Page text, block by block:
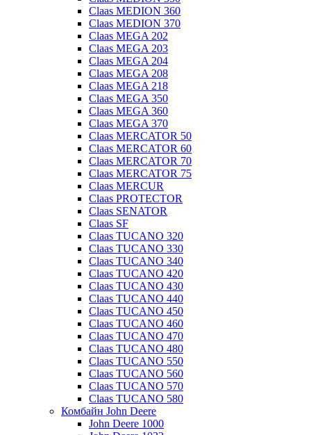
Claas MEDION 360
Claas MEDION 370
Claas MEGA 202
Claas MEGA 203
Claas MEGA 204
Claas MEGA 208
Claas MEGA 218
Claas MEGA 350
Claas MEGA 360
Claas MEGA 370
Claas MERCATOR 50
Claas MERCATOR 60
Claas MERCATOR 70
Claas MERCATOR 75
Claas MERCUR
Claas PROTECTOR
Claas SENATOR
Claas SF
Claas TUCANO 320
Claas TUCANO 330
Claas TUCANO 340
Claas TUCANO 420
Claas TUCANO 430
Claas TUCANO 440
Claas TUCANO 450
Claas TUCANO 460
Claas TUCANO 470
Claas TUCANO 480
Claas TUCANO 550
Claas TUCANO 560
Claas TUCANO 570
Claas TUCANO 580
Комбайн John Deere
John Deere 1000